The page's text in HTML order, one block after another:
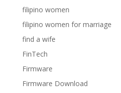
filipino women
filipino women for marriage
find a wife
FinTech
Firmware
Firmware Download